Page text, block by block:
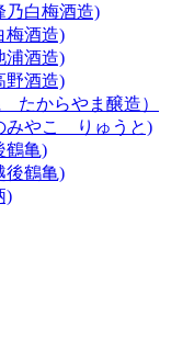
白梅酒造)
酒造)
酒造)
酒造)
たからやま醸造）
みやこ りゅうと)
亀)
鶴亀)
)